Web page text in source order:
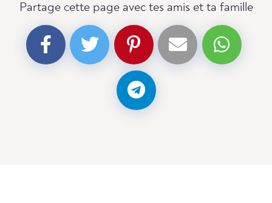
Partage cette page avec tes amis et ta famille